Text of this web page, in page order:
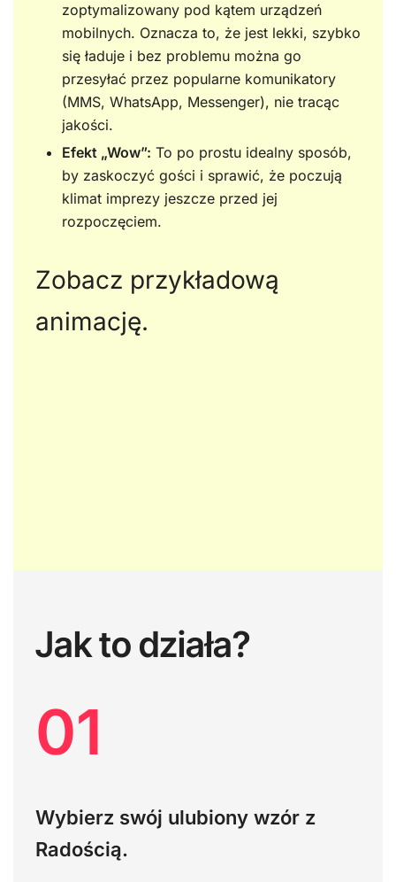
zoptymalizowany pod kątem urządzeń
mobilnych. Oznacza to, że jest lekki, szybko
się ładuje i bez problemu można go
przesyłać przez popularne komunikatory
(MMS, WhatsApp, Messenger), nie tracąc
jakości.
Efekt „Wow”: To po prostu idealny sposób,
by zaskoczyć gości i sprawić, że poczują
klimat imprezy jeszcze przed jej
rozpoczęciem.
Zobacz przykładową
animację.
Jak to działa?
01
Wybierz swój ulubiony wzór z
Radością.